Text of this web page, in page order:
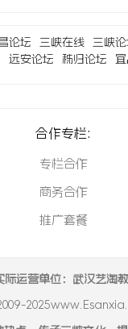
论坛 三峡在线 三峡论
远安论坛 秭归论坛
合作专栏:
专栏合作
商务合作
推广套餐
际运营单位：武汉艺淘
2025